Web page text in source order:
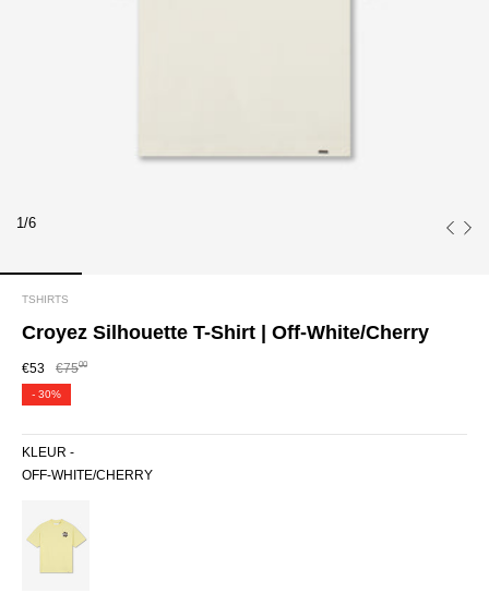
1/6
TSHIRTS
Croyez Silhouette T-Shirt | Off-White/Cherry
€53 €7500
- 30%
KLEUR -
OFF-WHITE/CHERRY
YELLOW